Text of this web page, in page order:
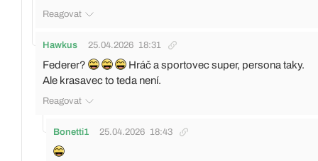
Reagovat
Hawkus 25.04.2026 18:31
Federer?
Hráč a sportovec super, persona taky.
Ale krasavec to teda není.
Reagovat
Bonetti1 25.04.2026 18:43